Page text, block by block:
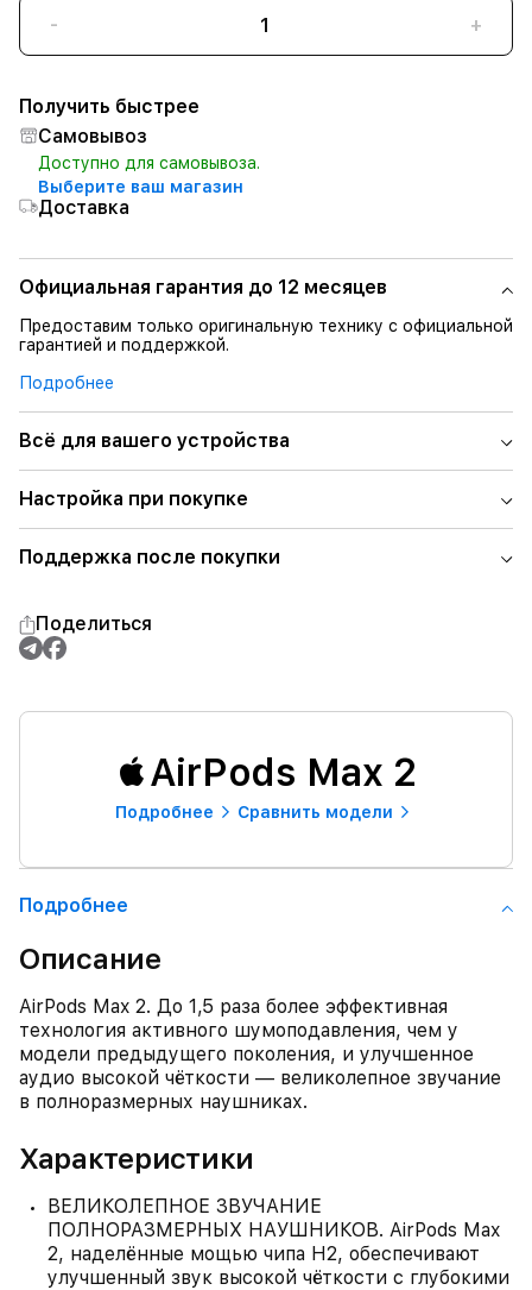
- +
Получить быстрее
Самовывоз
Доступно для самовывоза.
Выберите ваш магазин
Доставка
Официальная гарантия до 12 месяцев
Предоставим только оригинальную технику с официальной
гарантией и поддержкой.
Подробнее
Всё для вашего устройства
Настройка при покупке
Поддержка после покупки
Поделиться
AirPods Max 2
Подробнее Сравнить модели
Подробнее
Описание
AirPods Max 2. До 1,5 раза более эффективная
технология активного шумоподавления, чем у
модели предыдущего поколения, и улучшенное
аудио высокой чёткости — великолепное звучание
в полноразмерных наушниках.
Характеристики
ВЕЛИКОЛЕПНОЕ ЗВУЧАНИЕ
ПОЛНОРАЗМЕРНЫХ НАУШНИКОВ. AirPods Max
2, наделённые мощью чипа H2, обеспечивают
улучшенный звук высокой чёткости с глубокими